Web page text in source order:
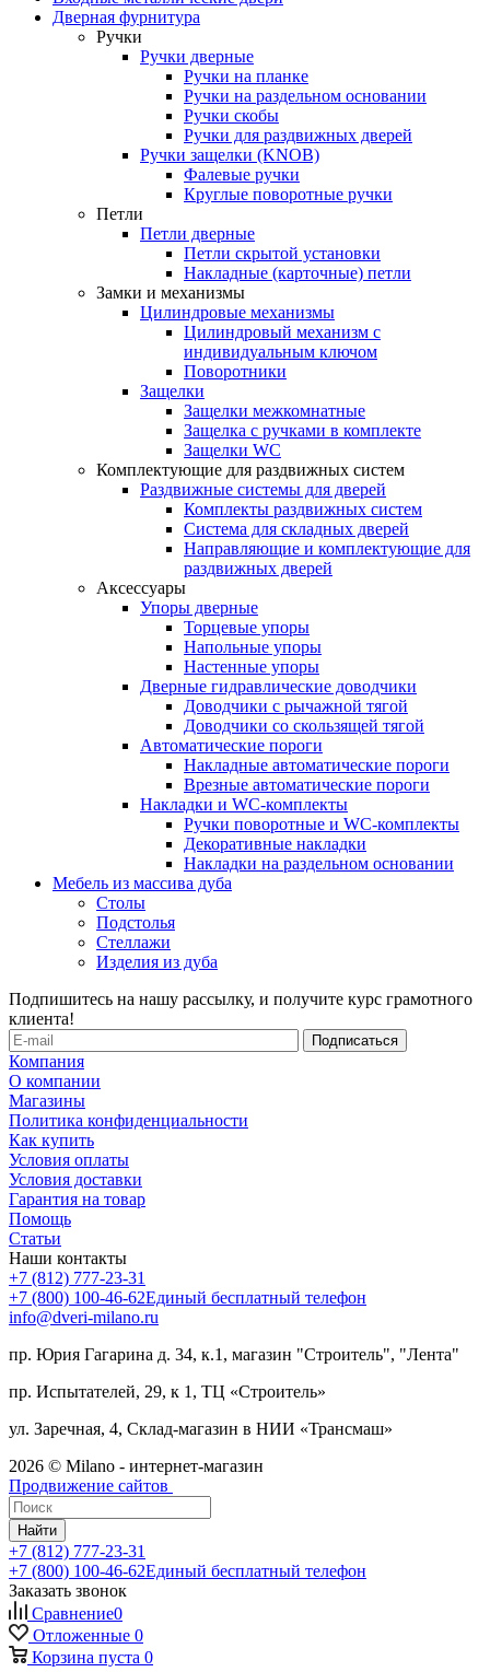
Дверная фурнитура
Ручки
Ручки дверные
Ручки на планке
Ручки на раздельном основании
Ручки скобы
Ручки для раздвижных дверей
Ручки защелки (KNOB)
Фалевые ручки
Круглые поворотные ручки
Петли
Петли дверные
Петли скрытой установки
Накладные (карточные) петли
Замки и механизмы
Цилиндровые механизмы
Цилиндровый механизм с
индивидуальным ключом
Поворотники
Защелки
Защелки межкомнатные
Защелка с ручками в комплекте
Защелки WC
Комплектующие для раздвижных систем
Раздвижные системы для дверей
Комплекты раздвижных систем
Система для складных дверей
Направляющие и комплектующие для
раздвижных дверей
Аксессуары
Упоры дверные
Торцевые упоры
Напольные упоры
Настенные упоры
Дверные гидравлические доводчики
Доводчики с рычажной тягой
Доводчики со скользящей тягой
Автоматические пороги
Накладные автоматические пороги
Врезные автоматические пороги
Накладки и WC-комплекты
Ручки поворотные и WC-комплекты
Декоративные накладки
Накладки на раздельном основании
Мебель из массива дуба
Столы
Подстолья
Стеллажи
Изделия из дуба
Подпишитесь на нашу рассылку, и получите курс грамотного
клиента!
Компания
О компании
Магазины
Политика конфиденциальности
Как купить
Условия оплаты
Условия доставки
Гарантия на товар
Помощь
Статьи
Наши контакты
+7 (812) 777-23-31
+7 (800) 100-46-62Единый бесплатный телефон
info@dveri-milano.ru
пр. Юрия Гагарина д. 34, к.1, магазин "Строитель", "Лента"
пр. Испытателей, 29, к 1, ТЦ «Строитель»
ул. Заречная, 4, Склад-магазин в НИИ «Трансмаш»
2026 © Milano - интернет-магазин
Продвижение сайтов
Найти
+7 (812) 777-23-31
+7 (800) 100-46-62Единый бесплатный телефон
Заказать звонок
Сравнение0
Отложенные 0
Корзина пуста 0